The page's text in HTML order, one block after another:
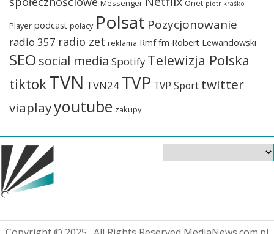
Messenger Onet piotr kraśko
Player podcast polacy Polsat Pozycjonowanie
radio 357 radio zet reklama Rmf fm Robert Lewandowski
SEO social media Spotify Telewizja Polska
tiktokTVN TVN24 TVP TVP Sport twitter
viaplayyoutube zakupy